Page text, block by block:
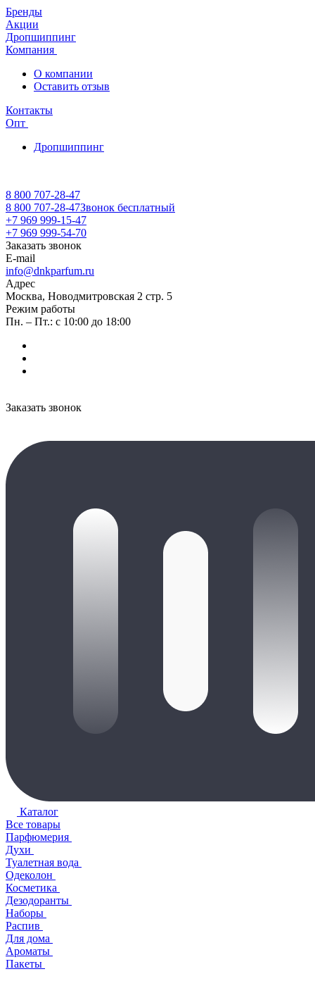
Бренды
Акции
Дропшиппинг
Компания
О компании
Оставить отзыв
Контакты
Опт
Дропшиппинг
8 800 707-28-47
8 800 707-28-47Звонок бесплатный
+7 969 999-15-47
+7 969 999-54-70
Заказать звонок
E-mail
info@dnkparfum.ru
Адрес
Москва, Новодмитровская 2 стр. 5
Режим работы
Пн. – Пт.: с 10:00 до 18:00
Заказать звонок
Каталог
Все товары
Парфюмерия
Духи
Туалетная вода
Одеколон
Косметика
Дезодоранты
Наборы
Распив
Для дома
Ароматы
Пакеты